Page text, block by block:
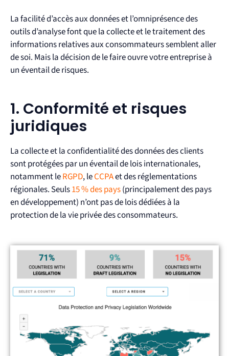
La facilité d’accès aux données et l’omniprésence des
outils d’analyse font que la collecte et le traitement des
informations relatives aux consommateurs semblent aller
de soi. Mais la décision de le faire ouvre votre entreprise à
un éventail de risques.
1. Conformité et risques
juridiques
La collecte et la confidentialité des données des clients
sont protégées par un éventail de lois internationales,
notamment leRGPD, leCCPAet des réglementations
régionales. Seuls15 % des pays(principalement des pays
en développement) n’ont pas de lois dédiées à la
protection de la vie privée des consommateurs.